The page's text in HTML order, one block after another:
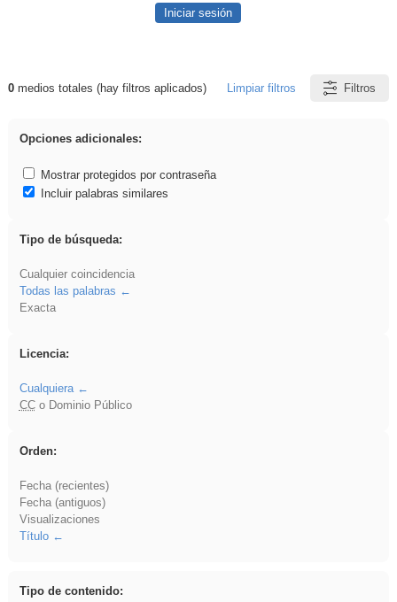
Iniciar sesión
Resultados de: Hisparob
0medios totales (hay filtros aplicados) Limpiar filtros Filtros
Opciones adicionales:
Mostrar protegidos por contraseña
Incluir palabras similares
Tipo de búsqueda:
Cualquier coincidencia
Todas las palabras
Exacta
Licencia:
Cualquiera
CCo Dominio Público
Orden:
Fecha (recientes)
Fecha (antiguos)
Visualizaciones
Título
Tipo de contenido: